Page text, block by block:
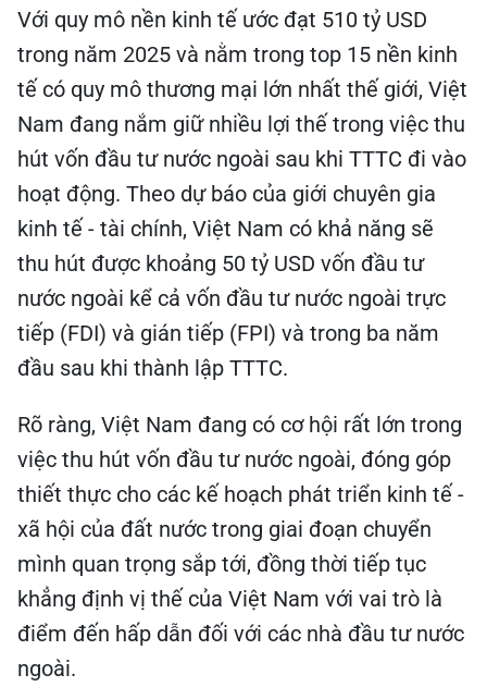
Với quy mô nền kinh tế ước đạt 510 tỷ USD
trong năm 2025 và nằm trong top 15 nền kinh
tế có quy mô thương mại lớn nhất thế giới, Việt
Nam đang nắm giữ nhiều lợi thế trong việc thu
hút vốn đầu tư nước ngoài sau khi TTTC đi vào
hoạt động. Theo dự báo của giới chuyên gia
kinh tế - tài chính, Việt Nam có khả năng sẽ
thu hút được khoảng 50 tỷ USD vốn đầu tư
nước ngoài kể cả vốn đầu tư nước ngoài trực
tiếp (FDI) và gián tiếp (FPI) và trong ba năm
đầu sau khi thành lập TTTC.
Rõ ràng, Việt Nam đang có cơ hội rất lớn trong
việc thu hút vốn đầu tư nước ngoài, đóng góp
thiết thực cho các kế hoạch phát triển kinh tế -
xã hội của đất nước trong giai đoạn chuyển
mình quan trọng sắp tới, đồng thời tiếp tục
khẳng định vị thế của Việt Nam với vai trò là
điểm đến hấp dẫn đối với các nhà đầu tư nước
ngoài.